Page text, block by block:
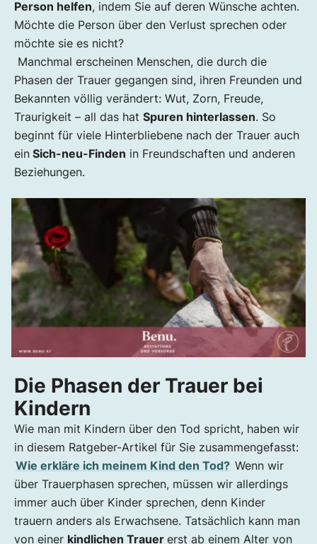
Person helfen, indem Sie auf deren Wünsche achten.
Möchte die Person über den Verlust sprechen oder
möchte sie es nicht?
Manchmal erscheinen Menschen, die durch die
Phasen der Trauer gegangen sind, ihren Freunden und
Bekannten völlig verändert: Wut, Zorn, Freude,
Traurigkeit – all das hat Spuren hinterlassen. So
beginnt für viele Hinterbliebene nach der Trauer auch
ein Sich-neu-Finden in Freundschaften und anderen
Beziehungen.
Die Phasen der Trauer bei
Kindern
Wie man mit Kindern über den Tod spricht, haben wir
in diesem Ratgeber-Artikel für Sie zusammengefasst:
Wie erkläre ich meinem Kind den Tod? Wenn wir
über Trauerphasen sprechen, müssen wir allerdings
immer auch über Kinder sprechen, denn Kinder
trauern anders als Erwachsene. Tatsächlich kann man
von einer kindlichen Trauer erst ab einem Alter von